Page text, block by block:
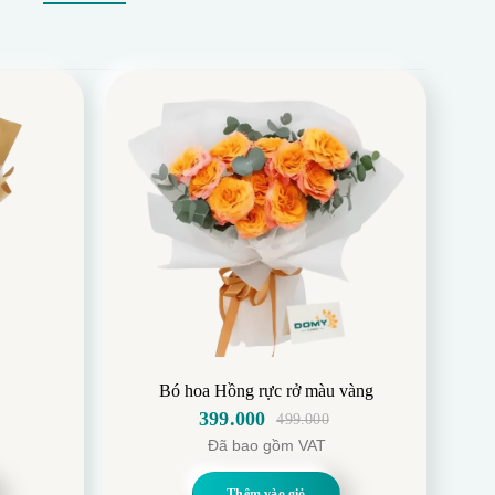
Bó hoa Hồng rực rở màu vàng
499.000
Giá
gốc
là:
399.000
Giá
hiện
tại
Đã bao gồm VAT